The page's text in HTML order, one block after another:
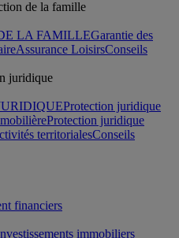
LA FAMILLEGarantie des
Assurance LoisirsConseils
Protection juridique
Protection juridique
territorialesConseils